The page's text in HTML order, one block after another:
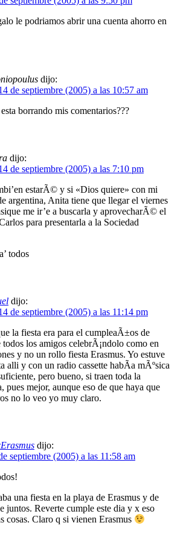
le podriamos abrir una cuenta ahorro en
dijo:
de septiembre (2005) a las 10:57 am
borrando mis comentarios???
dijo:
de septiembre (2005) a las 7:10 pm
estarÃ© y si «Dios quiere» con mi
argentina, Anita tiene que llegar el viernes
me ir’e a buscarla y aprovecharÃ© el
para presentarla a la Sociedad
todos
dijo:
de septiembre (2005) a las 11:14 pm
la fiesta era para el cumpleaÃ±os de
todos los amigos celebrÃ¡ndolo como en
y no un rollo fiesta Erasmus. Yo estuve
alli y con un radio cassette habÃ­a mÃºsica
pero bueno, si traen toda la
pues mejor, aunque eso de que haya que
no lo veo yo muy claro.
dijo:
septiembre (2005) a las 11:58 am
una fiesta en la playa de Erasmus y de
juntos. Reverte cumple este dia y x eso
cosas. Claro q si vienen Erasmus